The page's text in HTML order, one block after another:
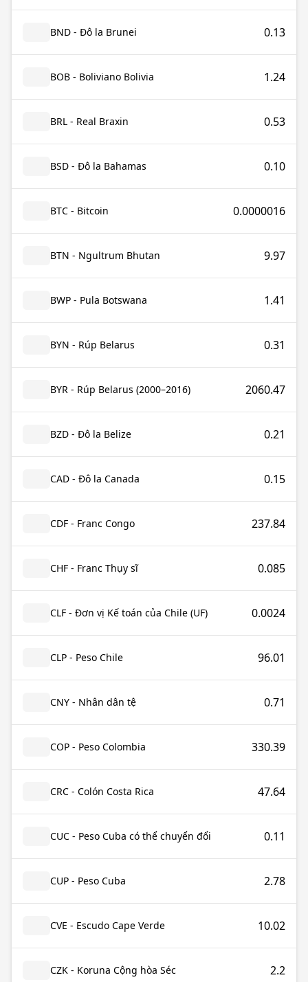
BND - Đô la Brunei 0.13
BOB - Boliviano Bolivia 1.24
BRL - Real Braxin 0.53
BSD - Đô la Bahamas 0.10
BTC - Bitcoin 0.0000016
BTN - Ngultrum Bhutan 9.97
BWP - Pula Botswana 1.41
BYN - Rúp Belarus 0.31
BYR - Rúp Belarus (2000–2016) 2060.47
BZD - Đô la Belize 0.21
CAD - Đô la Canada 0.15
CDF - Franc Congo 237.84
CHF - Franc Thụy sĩ 0.085
CLF - Đơn vị Kế toán của Chile (UF) 0.0024
CLP - Peso Chile 96.01
CNY - Nhân dân tệ 0.71
COP - Peso Colombia 330.39
CRC - Colón Costa Rica 47.64
CUC - Peso Cuba có thể chuyển đổi 0.11
CUP - Peso Cuba 2.78
CVE - Escudo Cape Verde 10.02
CZK - Koruna Cộng hòa Séc 2.2